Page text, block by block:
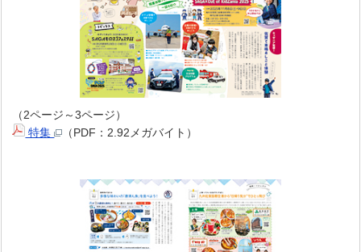
（2ページ～3ページ）
特集
（PDF：2.92メガバイト）